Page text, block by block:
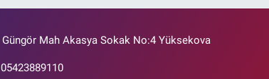
Güngör Mah Akasya Sokak No:4 Yüksekova
05423889110